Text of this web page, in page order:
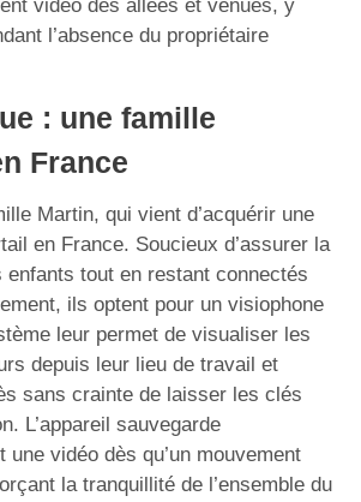
vidéo des allées et venues, y
l’absence du propriétaire
: une famille
France
Martin, qui vient d’acquérir une
en France. Soucieux d’assurer la
tout en restant connectés
ils optent pour un visiophone
leur permet de visualiser les
depuis leur lieu de travail et
sans crainte de laisser les clés
L’appareil sauvegarde
une vidéo dès qu’un mouvement
la tranquillité de l’ensemble du